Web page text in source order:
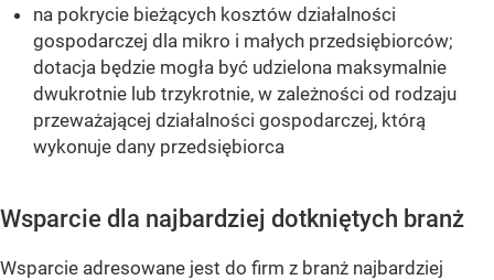
na pokrycie bieżących kosztów działalności
gospodarczej dla mikro i małych przedsiębiorców;
dotacja będzie mogła być udzielona maksymalnie
dwukrotnie lub trzykrotnie, w zależności od rodzaju
przeważającej działalności gospodarczej, którą
wykonuje dany przedsiębiorca
Wsparcie dla najbardziej dotkniętych branż
Wsparcie adresowane jest do firm z branż najbardziej